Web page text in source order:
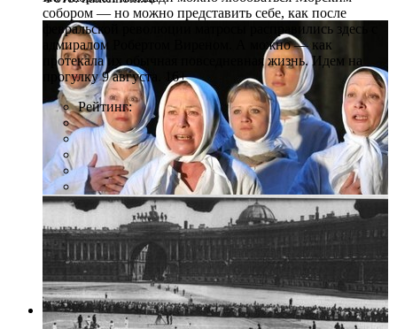
собором — но можно представить себе, как после
февральской революции матросы расправились здесь с
адмиралом Робертом Виреном. А можно — как
протекала их обычная повседневная жизнь. Идем на
прогулку 9 августа. 16+
Рейтинг: